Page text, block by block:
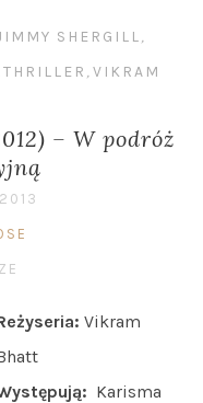
SHERGILL,
THRILLER ,VIKRAM
– W podróż
Vikram
Karisma